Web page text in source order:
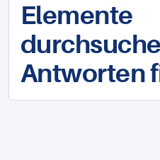
Elemente
Antworten